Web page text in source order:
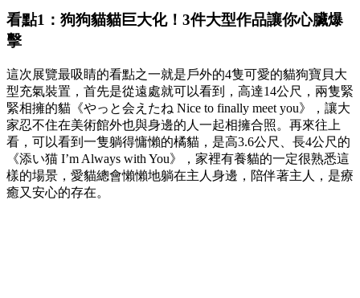
看點1：狗狗貓貓巨大化！3件大型作品讓你心臟爆
擊
這次展覽最吸睛的看點之一就是戶外的4隻可愛的貓狗寶貝大
型充氣裝置，首先是從遠處就可以看到，高達14公尺，兩隻緊
緊相擁的貓《やっと会えたね Nice to finally meet you》，讓大
家忍不住在美術館外也與身邊的人一起相擁合照。再來往上
看，可以看到一隻躺得慵懶的橘貓，是高3.6公尺、長4公尺的
《添い猫 I’m Always with You》，家裡有養貓的一定很熟悉這
樣的場景，愛貓總會懶懶地躺在主人身邊，陪伴著主人，是療
癒又安心的存在。